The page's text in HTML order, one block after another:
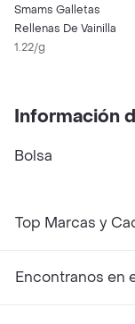
Smams Galletas
Rellenas De Vainilla
1.22/g
Información
Bolsa
Top Marcas y
Encontranos en